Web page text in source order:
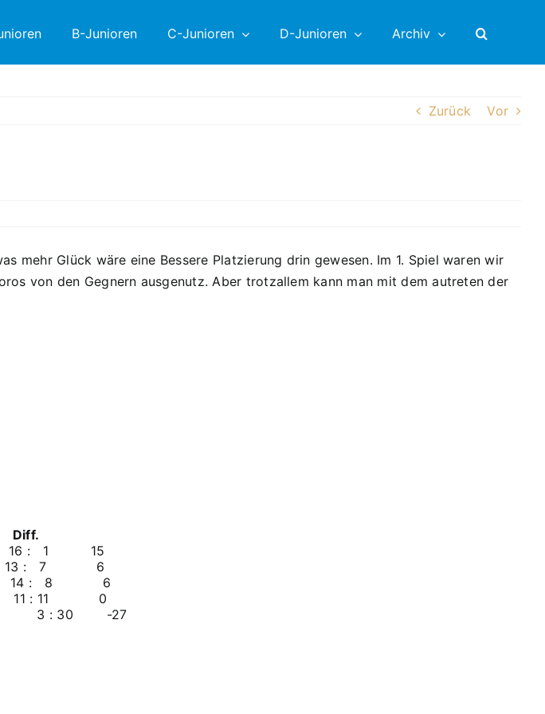
B-Junioren C-Junioren D-Junioren Archiv
Zurück Vor
mehr Glück wäre eine Bessere Platzierung drin gewesen. Im 1. Spiel waren wir
von den Gegnern ausgenutz. Aber trotzallem kann man mit dem autreten der
: 1 15
13 : 7 6
14 : 8 6
: 11 0
30 -27